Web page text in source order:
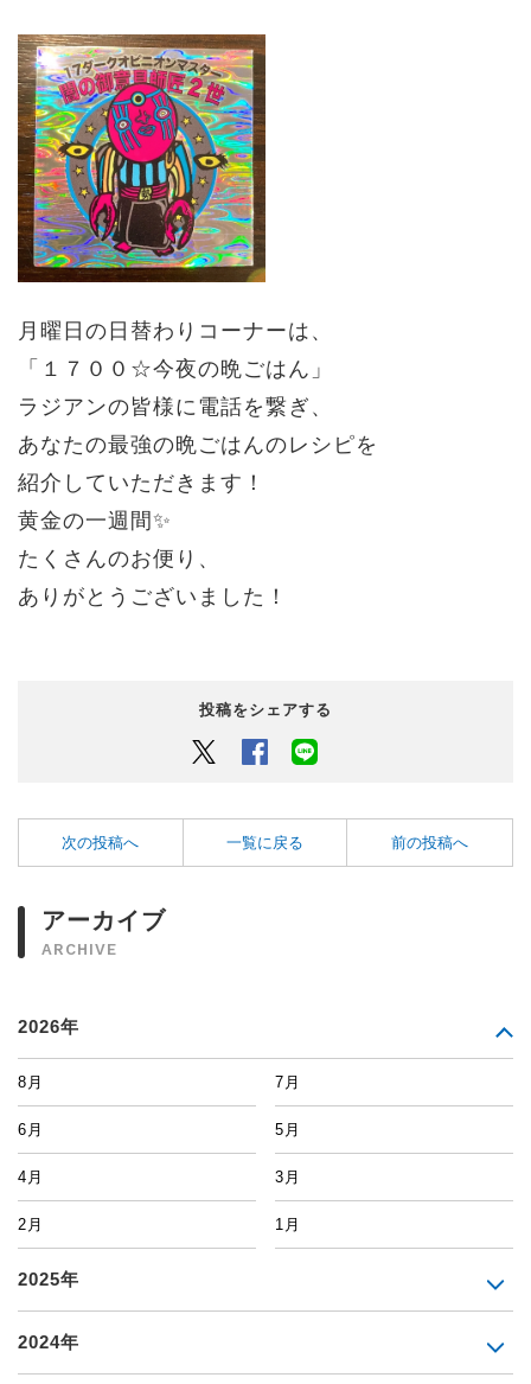
月曜日の日替わりコーナーは、
「１７００☆今夜の晩ごはん」
ラジアンの皆様に電話を繋ぎ、
あなたの最強の晩ごはんのレシピを
紹介していただきます！
黄金の一週間✨
たくさんのお便り、
ありがとうございました！
投稿をシェアする
Twitter Facebook
次の投稿へ 一覧に戻る 前の投稿へ
アーカイブ
ARCHIVE
2026年
8月 7月
6月 5月
4月 3月
2月 1月
2025年
2024年